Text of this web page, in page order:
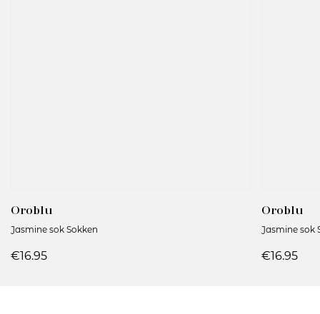
Oroblu
Jasmine sok Sokken
€16.95
Oroblu
Jasmine sok
€16.95